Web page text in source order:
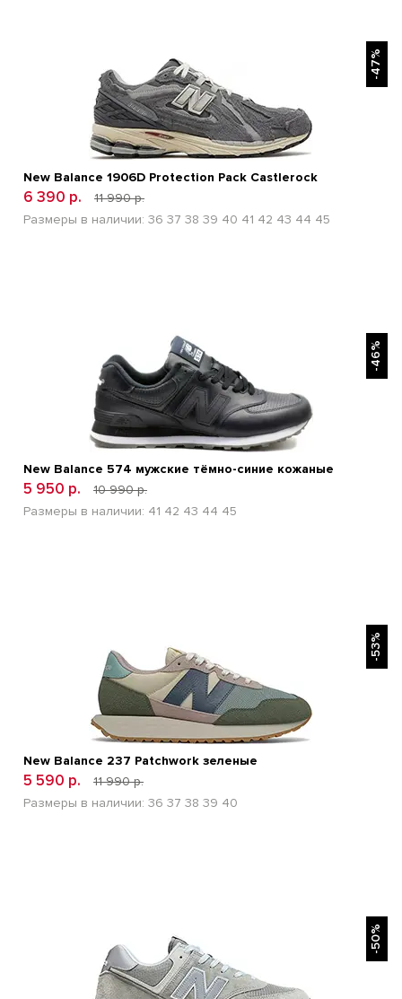
-47%
New Balance 1906D Protection Pack Castlerock
6 390 р.
11 990 р.
Размеры в наличии: 36 37 38 39 40 41 42 43 44 45
-46%
New Balance 574 мужские тёмно-синие кожаные
5 950 р.
10 990 р.
Размеры в наличии: 41 42 43 44 45
-53%
New Balance 237 Patchwork зеленые
5 590 р.
11 990 р.
Размеры в наличии: 36 37 38 39 40
-50%